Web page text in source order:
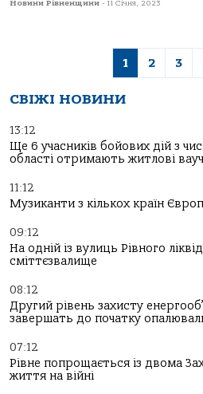
Новини Рівненщини - 11 Січня, 2023
1 2 3
СВІЖІ НОВИНИ
13:12
Ще 6 учасників бойових дій з
області отримають житлові
11:12
Музиканти з кількох країн
09:12
На одній із вулиць Рівного
сміттєзвалище
08:12
Другий рівень захисту
завершать до початку
07:12
Рівне попрощається із двома
життя на війні